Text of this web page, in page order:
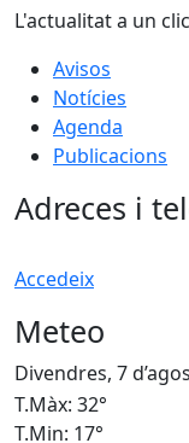
L'actualitat a un clic
Avisos
Notícies
Agenda
Publicacions
Adreces i
Accedeix
Meteo
Divendres, 7
T.Màx: 32°
T.Min: 17°